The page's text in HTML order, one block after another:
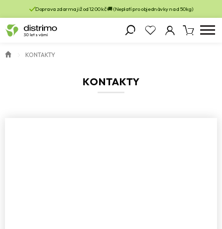
Doprava zdarma již od 1200 kč 🚚 (Neplatí pro objednávky nad 50kg)
KONTAKTY
KONTAKTY